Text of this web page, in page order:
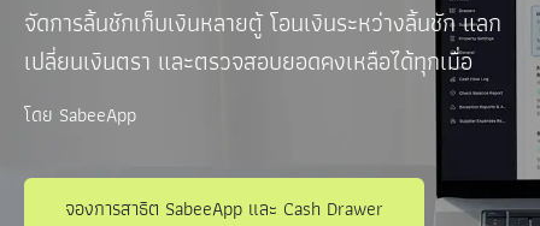
จัดการลิ้นชักเก็บเงินหลายตู้ โอนเงินระหว่างลิ้นชัก แลก
เปลี่ยนเงินตรา และตรวจสอบยอดคงเหลือได้ทุกเมื่อ
โดย SabeeApp
จองการสาธิต SabeeApp และ Cash Drawer